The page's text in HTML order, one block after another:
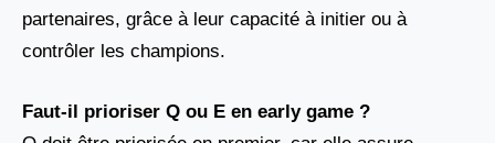
partenaires, grâce à leur capacité à initier ou à
contrôler les champions.
Faut-il prioriser Q ou E en early game ?